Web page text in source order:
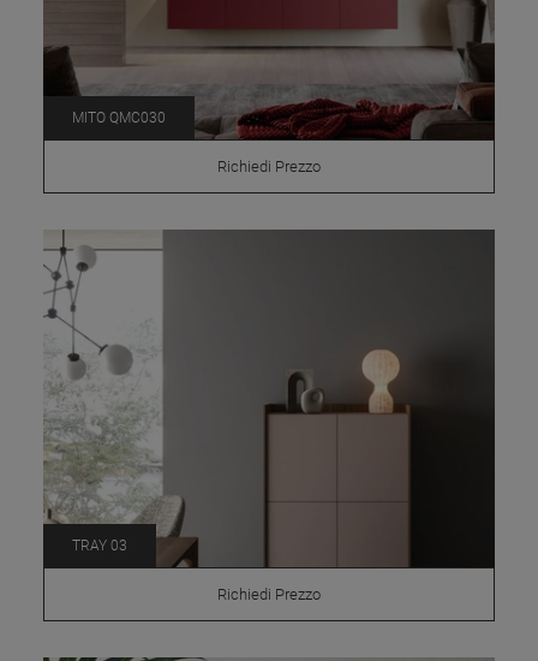
MITO QMC030
Richiedi Prezzo
TRAY 03
Richiedi Prezzo